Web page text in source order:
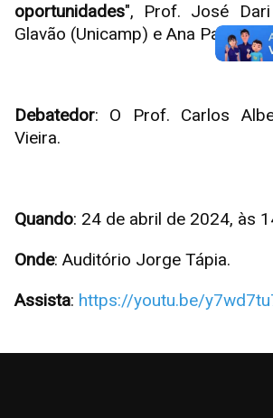
oportunidades", Prof. José Dari
Glavão (Unicamp) e Ana Paula
Debatedor: O Prof. Carlos
Vieira.
Quando: 24 de abril de 2024, às
Onde: Auditório Jorge Tápia.
Assista: https://youtu.be/